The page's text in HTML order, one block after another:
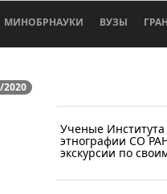
МИНОБРНАУКИ ВУЗЫ
2020
Ученые Института
этнографии СО
экскурсии по